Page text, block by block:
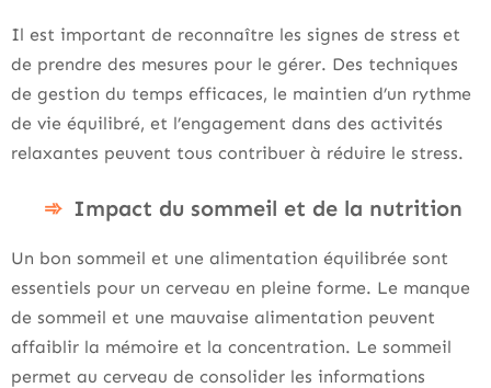
Il est important de reconnaître les signes de stress et
de prendre des mesures pour le gérer. Des techniques
de gestion du temps efficaces, le maintien d’un rythme
de vie équilibré, et l’engagement dans des activités
relaxantes peuvent tous contribuer à réduire le stress.
Impact du sommeil et de la nutrition
Un bon sommeil et une alimentation équilibrée sont
essentiels pour un cerveau en pleine forme. Le manque
de sommeil et une mauvaise alimentation peuvent
affaiblir la mémoire et la concentration. Le sommeil
permet au cerveau de consolider les informations